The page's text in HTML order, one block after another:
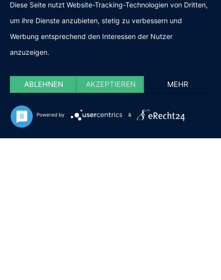
Diese Seite nutzt Website-Tracking-Technologien von Dritten,
um ihre Dienste anzubieten, stetig zu verbessern und
Werbung entsprechend den Interessen der Nutzer
anzuzeigen.
ABLEHNEN AKZEPTIEREN MEHR
Powered by &